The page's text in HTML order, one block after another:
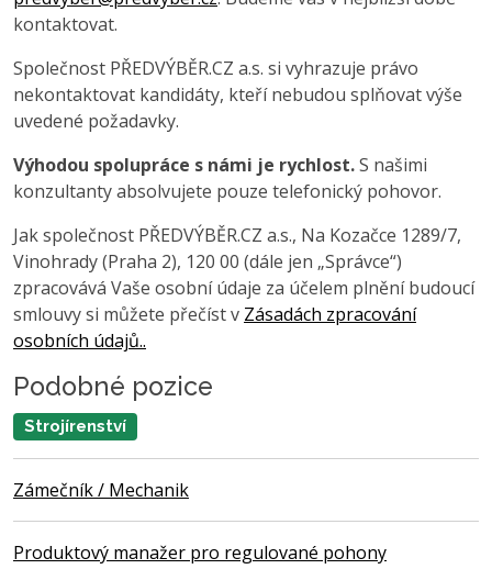
kontaktovat.
Společnost PŘEDVÝBĚR.CZ a.s. si vyhrazuje právo
nekontaktovat kandidáty, kteří nebudou splňovat výše
uvedené požadavky.
Výhodou spolupráce s námi je rychlost.S našimi
konzultanty absolvujete pouze telefonický pohovor.
Jak společnost PŘEDVÝBĚR.CZ a.s., Na Kozačce 1289/7,
Vinohrady (Praha 2), 120 00 (dále jen „Správce“)
zpracovává Vaše osobní údaje za účelem plnění budoucí
smlouvy si můžete přečíst v Zásadách zpracování
osobních údajů..
Podobné pozice
Strojírenství
Zámečník / Mechanik
Produktový manažer pro regulované pohony